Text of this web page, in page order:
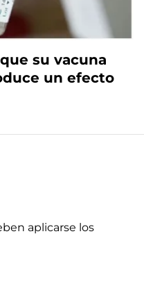
su vacuna
un efecto